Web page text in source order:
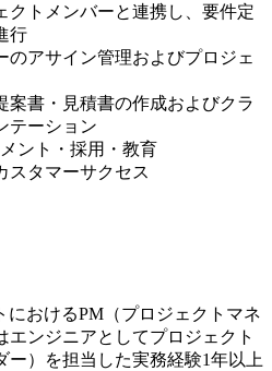
クトメンバーと連携し、要件定
行
のアサイン管理およびプロジェ
案書・見積書の作成およびクラ
テーション
ント・採用・教育
スタマーサクセス
におけるPM（プロジェクトマネ
エンジニアとしてプロジェクト
ー）を担当した実務経験1年以上